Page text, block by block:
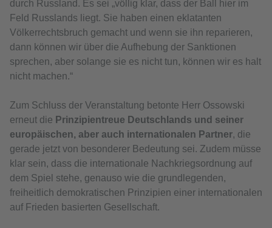
durch Russland. Es sei „völlig klar, dass der Ball hier im
Feld Russlands liegt. Sie haben einen eklatanten
Völkerrechtsbruch gemacht und wenn sie ihn reparieren,
dann können wir über die Aufhebung der Sanktionen
sprechen, aber solange sie es nicht tun, können wir es halt
nicht machen.“
Zum Schluss der Veranstaltung betonte Herr Ossowski
erneut die Prinzipientreue Deutschlands und seiner
europäischen, aber auch internationalen Partner, die
gerade jetzt von besonderer Bedeutung sei. Zudem müsse
klar sein, dass die internationale Nachkriegsordnung auf
dem Spiel stehe, genauso wie die grundlegenden,
freiheitlich demokratischen Prinzipien einer internationalen
auf Frieden basierten Gesellschaft.